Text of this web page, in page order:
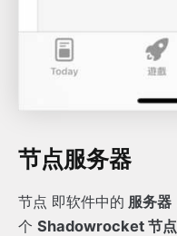
节点服务器
节点 即软件中的 服务器
个 Shadowrocket 节点